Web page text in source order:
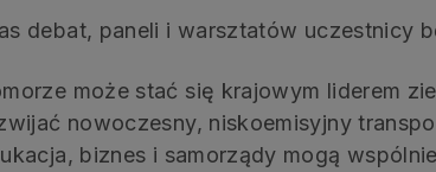
debat, paneli i warsztatów uczestnicy
może stać się krajowym liderem
nowoczesny, niskoemisyjny
biznes i samorządy mogą